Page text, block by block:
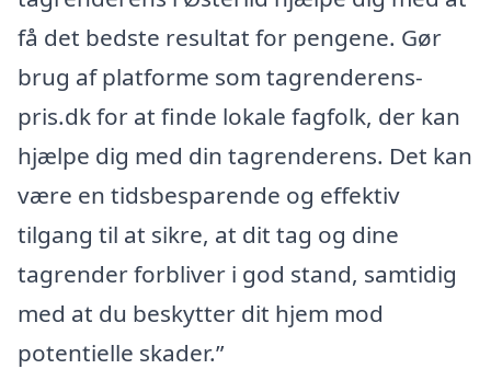
få det bedste resultat for pengene. Gør
brug af platforme som tagrenderens-
pris.dk for at finde lokale fagfolk, der kan
hjælpe dig med din tagrenderens. Det kan
være en tidsbesparende og effektiv
tilgang til at sikre, at dit tag og dine
tagrender forbliver i god stand, samtidig
med at du beskytter dit hjem mod
potentielle skader.”